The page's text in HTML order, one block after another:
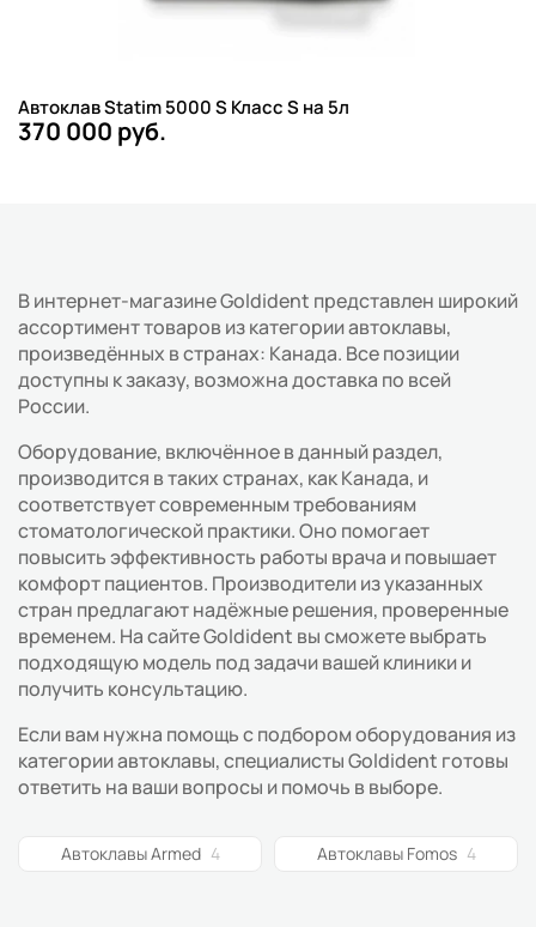
Автоклав Statim 5000 S Класс S на 5л
370 000 руб.
В интернет-магазине Goldident представлен широкий
ассортимент товаров из категории автоклавы,
произведённых в странах: Канада. Все позиции
доступны к заказу, возможна доставка по всей
России.
Оборудование, включённое в данный раздел,
производится в таких странах, как Канада, и
соответствует современным требованиям
стоматологической практики. Оно помогает
повысить эффективность работы врача и повышает
комфорт пациентов. Производители из указанных
стран предлагают надёжные решения, проверенные
временем. На сайте Goldident вы сможете выбрать
подходящую модель под задачи вашей клиники и
получить консультацию.
Если вам нужна помощь с подбором оборудования из
категории автоклавы, специалисты Goldident готовы
ответить на ваши вопросы и помочь в выборе.
Автоклавы Armed 4 Автоклавы Fomos 4